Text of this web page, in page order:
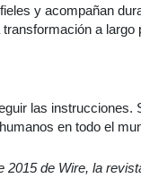
y acompañan
a largo
las instrucciones.
en todo el
de Wire, la